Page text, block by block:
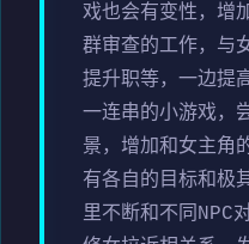
戏也会有变性，增
群审查的工作，与
提升职等，一边提
一连串的小游戏，
景，增加和女主角
有各自的目标和极
里不断和不同NPC